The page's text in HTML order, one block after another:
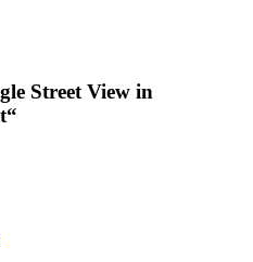
Street View in